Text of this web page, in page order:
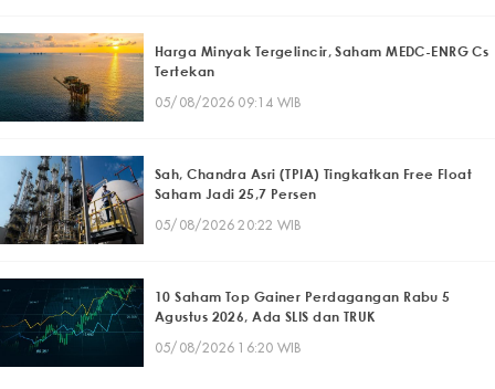
Harga Minyak Tergelincir, Saham MEDC-ENRG Cs
Tertekan
05/08/2026 09:14 WIB
Sah, Chandra Asri (TPIA) Tingkatkan Free Float
Saham Jadi 25,7 Persen
05/08/2026 20:22 WIB
10 Saham Top Gainer Perdagangan Rabu 5
Agustus 2026, Ada SLIS dan TRUK
05/08/2026 16:20 WIB